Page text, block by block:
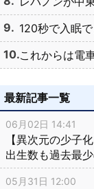
120秒で入眠
これからは電
最新記事一覧
06月02日 14:41
【異次元の少子
出生数も過去最
05月31日 12:00